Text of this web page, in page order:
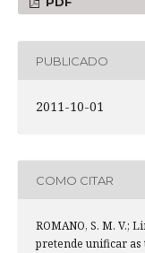
PUBLICADO
2011-10-01
COMO CITAR
ROMANO, S. M. V.;
pretende unificar